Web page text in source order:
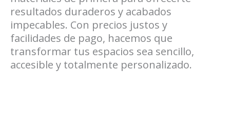
resultados duraderos y acabados
impecables. Con precios justos y
facilidades de pago, hacemos que
transformar tus espacios sea sencillo,
accesible y totalmente personalizado.